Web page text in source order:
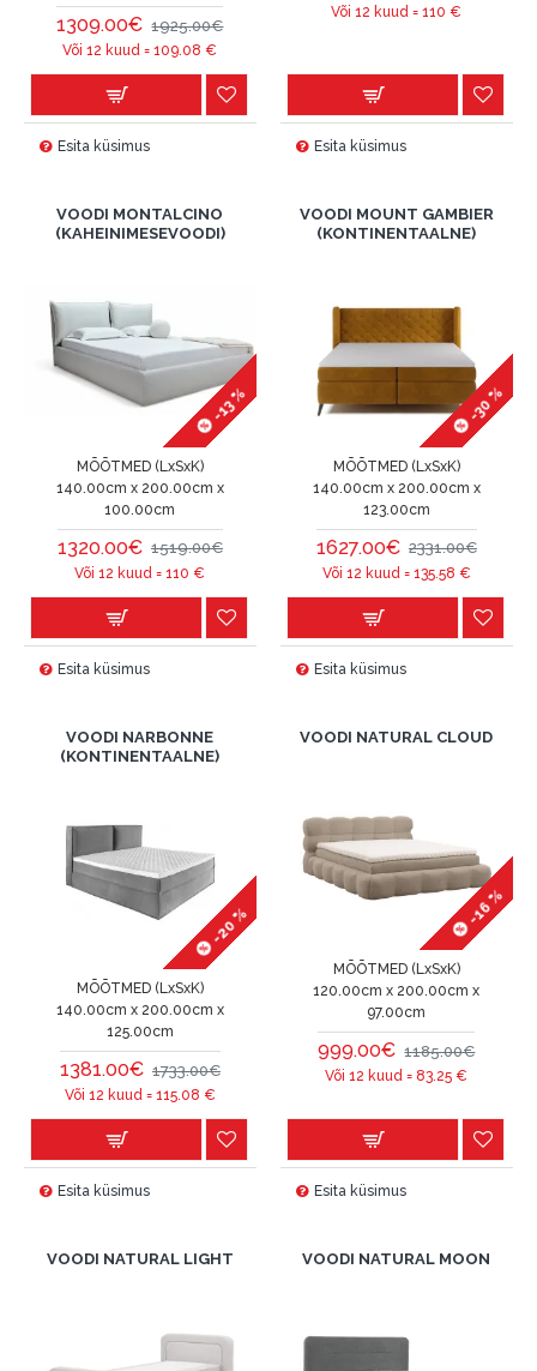
1309.00€ 1925.00€
Või 12 kuud =109.08 €
Esita küsimus
Või 12 kuud =110 €
Esita küsimus
VOODI MONTALCINO
(KAHEINIMESEVOODI)
-13 %
MÕÕTMED (LxSxK)
140.00cm x 200.00cm x
100.00cm
1320.00€ 1519.00€
Või 12 kuud =110 €
Esita küsimus
VOODI MOUNT GAMBIER
(KONTINENTAALNE)
-30 %
MÕÕTMED (LxSxK)
140.00cm x 200.00cm x
123.00cm
1627.00€ 2331.00€
Või 12 kuud = 135.58 €
Esita küsimus
VOODI NARBONNE
(KONTINENTAALNE)
-20 %
MÕÕTMED (LxSxK)
140.00cm x 200.00cm x
125.00cm
1381.00€ 1733.00€
Või 12 kuud = 115.08 €
Esita küsimus
VOODI NATURAL CLOUD
-16 %
MÕÕTMED (LxSxK)
120.00cm x 200.00cm x
97.00cm
999.00€ 1185.00€
Või 12 kuud = 83.25 €
Esita küsimus
VOODI NATURAL LIGHT VOODI NATURAL MOON